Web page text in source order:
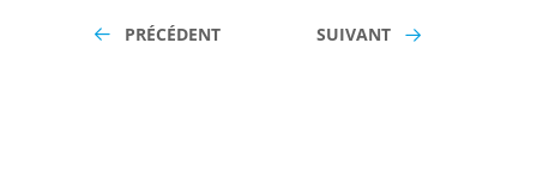
PRÉCÉDENT SUIVANT